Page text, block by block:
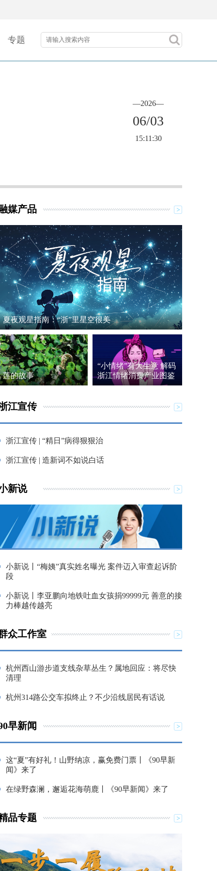
专题
—2026—
06/03
15:11:30
媒产品
夏夜观星指南：“浙”里星空很美
莲的故事
“小情绪”有大生意 解码
浙江情绪消费产业图鉴
江宣传
浙江宣传 | “精日”病得狠狠治
浙江宣传 | 造新词不如说白话
新说
小新说丨“梅姨”真实姓名曝光 案件迈入审查起诉阶
段
小新说丨李亚鹏向地铁吐血女孩捐99999元 善意的接
力棒越传越亮
众工作室
杭州西山游步道支线杂草丛生？属地回应：将尽快
清理
杭州314路公交车拟终止？不少沿线居民有话说
早新闻
这“夏”有好礼！山野纳凉，赢免费门票丨《90早新
闻》来了
在绿野森澜，邂逅花海萌鹿丨《90早新闻》来了
品专题